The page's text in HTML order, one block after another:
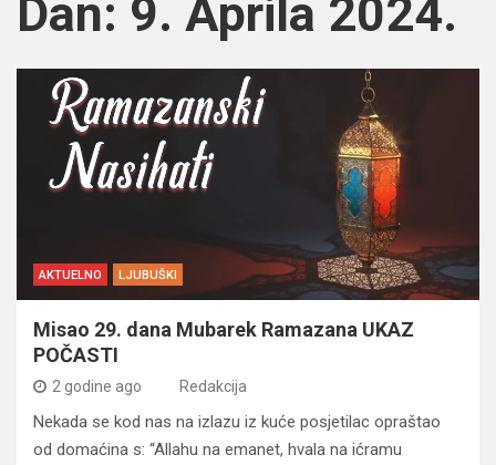
Dan: 9. Aprila 2024.
AKTUELNO LJUBUŠKI
Misao 29. dana Mubarek Ramazana UKAZ
POČASTI
2 godine ago Redakcija
Nekada se kod nas na izlazu iz kuće posjetilac opraštao
od domaćina s: “Allahu na emanet, hvala na ićramu